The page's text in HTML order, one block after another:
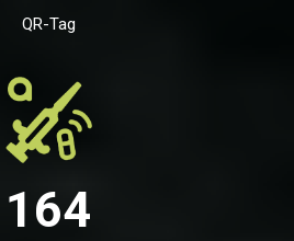
QR-Tag
164